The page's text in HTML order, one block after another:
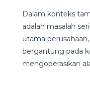
Dalam konteks
adalah masalah
utama
bergantung pada
mengoperasikan